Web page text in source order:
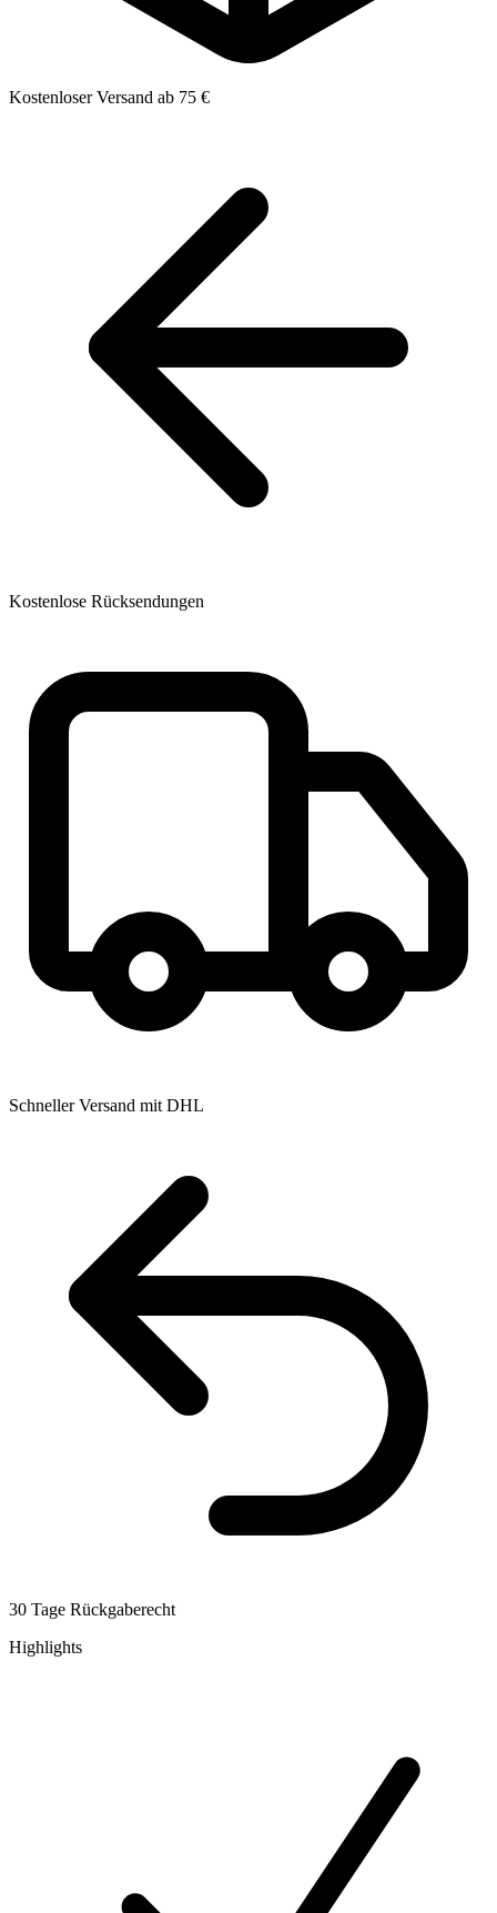
Kostenloser Versand ab 75 €
Kostenlose Rücksendungen
Schneller Versand mit DHL
30 Tage Rückgaberecht
Highlights